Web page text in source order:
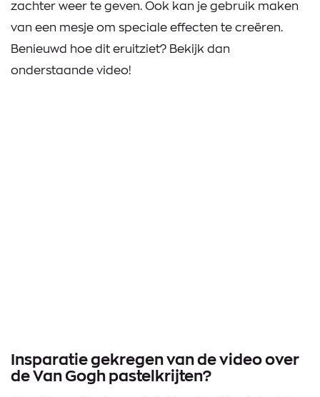
zachter weer te geven. Ook kan je gebruik maken
van een mesje om speciale effecten te creëren.
Benieuwd hoe dit eruitziet? Bekijk dan
onderstaande video!
Insparatie gekregen van de video over
de Van Gogh pastelkrijten?